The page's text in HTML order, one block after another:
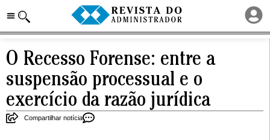
O Recesso Forense: entre a
suspensão processual e o
exercício da razão jurídica
Compartilhar notícia